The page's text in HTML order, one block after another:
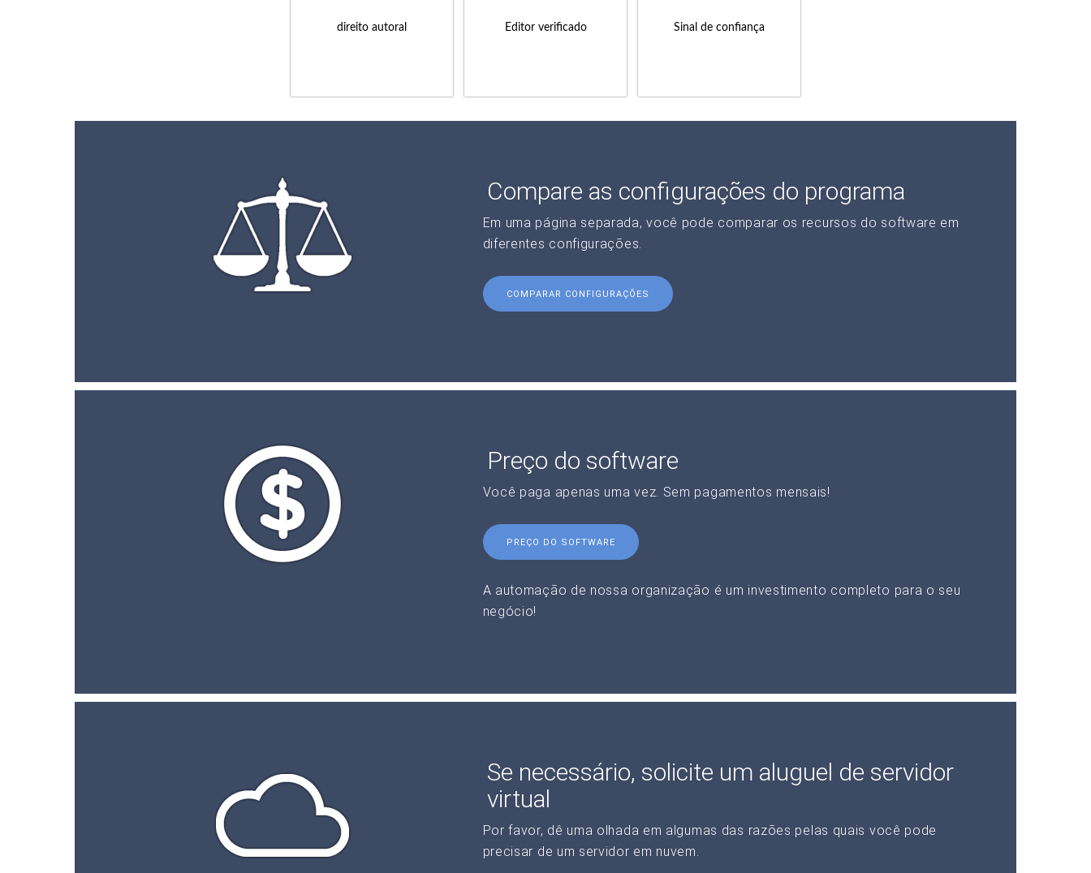
direito autoral Editor verificado Sinal de confiança
Compare as configurações do programa
Em uma página separada, você pode comparar os recursos do software em
diferentes configurações.
COMPARAR CONFIGURAÇÕES
Preço do software
Você paga apenas uma vez. Sem pagamentos mensais!
PREÇO DO SOFTWARE
A automação de nossa organização é um investimento completo para o seu
negócio!
Se necessário, solicite um aluguel de servidor
virtual
Por favor, dê uma olhada em algumas das razões pelas quais você pode
precisar de um servidor em nuvem.